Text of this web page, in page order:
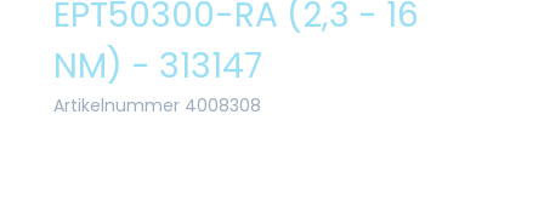
EPT50300-RA (2,3 - 16
NM) - 313147
Artikelnummer 4008308